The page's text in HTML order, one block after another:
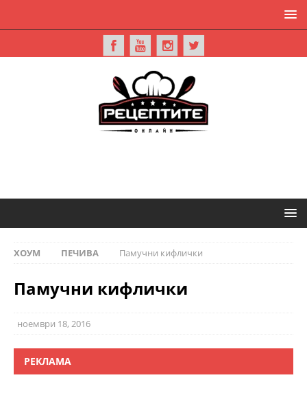
ХОУМ ПЕЧИВА Памучни кифлички
Памучни кифлички
ноември 18, 2016
РЕКЛАМА